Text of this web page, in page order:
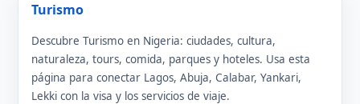
Turismo
Descubre Turismo en Nigeria: ciudades, cultura,
naturaleza, tours, comida, parques y hoteles. Usa esta
página para conectar Lagos, Abuja, Calabar, Yankari,
Lekki con la visa y los servicios de viaje.